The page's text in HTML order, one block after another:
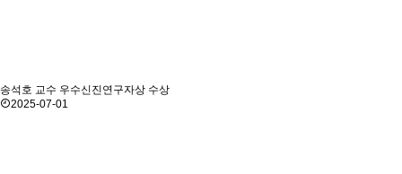
송석호 교수 우수신진연구자상 수상
2025-07-01